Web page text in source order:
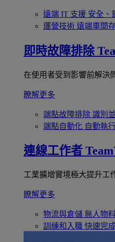
遠端 IT 支援 安全、
運營技術 遠端車間
即時故障排除
在使用者受到影響前解決
瞭解更多
端點故障排除 識別
端點自動化 自動執
連線工作者
工業擴增實境極大提升工
瞭解更多
物流與倉儲 無人物
訓練和入職 快速完